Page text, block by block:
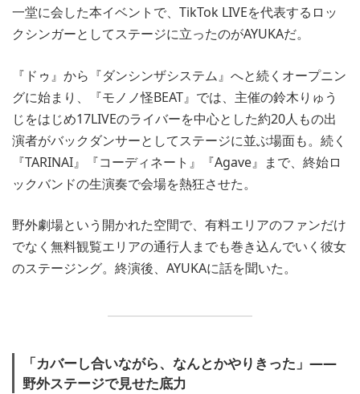
一堂に会した本イベントで、TikTok LIVEを代表するロッ
クシンガーとしてステージに立ったのがAYUKAだ。
『ドゥ』から『ダンシンザシステム』へと続くオープニン
グに始まり、『モノノ怪BEAT』では、主催の鈴木りゅう
じをはじめ17LIVEのライバーを中心とした約20人もの出
演者がバックダンサーとしてステージに並ぶ場面も。続く
『TARINAI』『コーディネート』『Agave』まで、終始ロ
ックバンドの生演奏で会場を熱狂させた。
野外劇場という開かれた空間で、有料エリアのファンだけ
でなく無料観覧エリアの通行人までも巻き込んでいく彼女
のステージング。終演後、AYUKAに話を聞いた。
「カバーし合いながら、なんとかやりきった」――
野外ステージで見せた底力